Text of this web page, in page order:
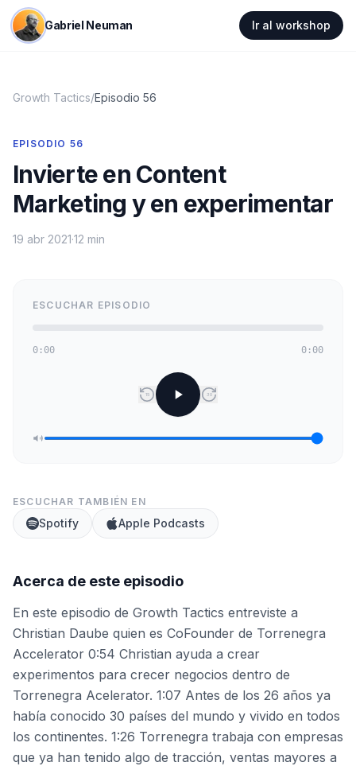
Gabriel Neuman Ir al workshop
Growth Tactics/Episodio 56
EPISODIO 56
Invierte en Content
Marketing y en experimentar
19 abr 2021·12 min
ESCUCHAR EPISODIO
0:00 0:00
15 30
ESCUCHAR TAMBIÉN EN
Spotify Apple Podcasts
Acerca de este episodio
En este episodio de Growth Tactics entreviste a
Christian Daube quien es CoFounder de Torrenegra
Accelerator 0:54 Christian ayuda a crear
experimentos para crecer negocios dentro de
Torrenegra Acelerator. 1:07 Antes de los 26 años ya
había conocido 30 países del mundo y vivido en todos
los continentes. 1:26 Torrenegra trabaja con empresas
que ya han tenido algo de tracción, ventas mayores a